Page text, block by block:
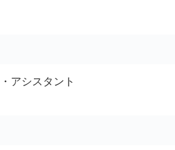
アシスタント